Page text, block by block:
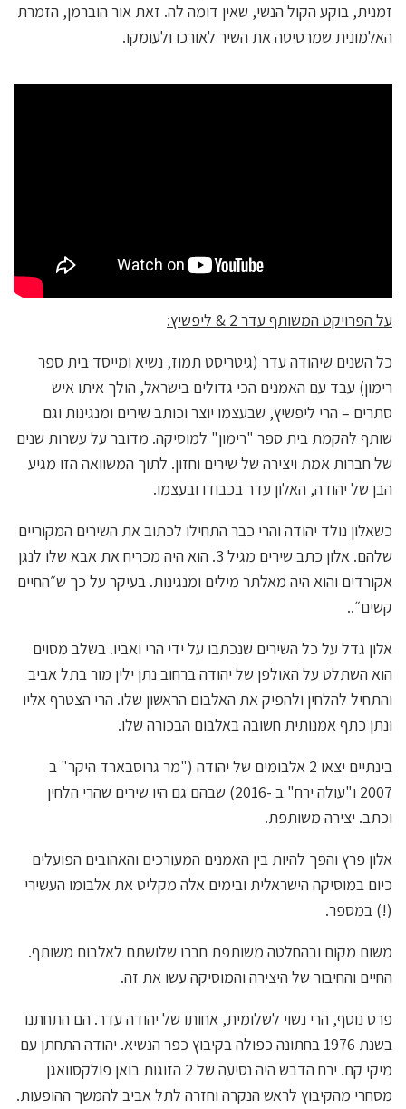
זמנית, בוקע הקול הנשי, שאין דומה לה. זאת אור הוברמן, הזמרת
האלמונית שמרטיטה את השיר לאורכו ולעומקו.
על הפרויקט המשותף עדר 2 & ליפשיץ:
כל השנים שיהודה עדר (גיטריסט תמוז, נשיא ומייסד בית ספר
רימון) עבד עם האמנים הכי גדולים בישראל, הולך איתו איש
סתרים – הרי ליפשיץ, שבעצמו יוצר וכותב שירים ומנגינות וגם
שותף להקמת בית ספר "רימון" למוסיקה. מדובר על עשרות שנים
של חברות אמת ויצירה של שירים וחזון. לתוך המשוואה הזו מגיע
הבן של יהודה, האלון עדר בכבודו ובעצמו.
כשאלון נולד יהודה והרי כבר התחילו לכתוב את השירים המקוריים
שלהם. אלון כתב שירים מגיל 3. הוא היה מכריח את אבא שלו לנגן
אקורדים והוא היה מאלתר מילים ומנגינות. בעיקר על כך ש״החיים
קשים״..
אלון גדל על כל השירים שנכתבו על ידי הרי ואביו. בשלב מסוים
הוא השתלט על האולפן של יהודה ברחוב נתן ילין מור בתל אביב
והתחיל להלחין ולהפיק את האלבום הראשון שלו. הרי הצטרף אליו
ונתן כתף אמנותית חשובה באלבום הבכורה שלו.
בינתיים יצאו 2 אלבומים של יהודה ("מר גרוסבארד היקר" ב
2007 ו"עולה ירח" ב -2016) שבהם גם היו שירים שהרי הלחין
וכתב. יצירה משותפת.
אלון פרץ והפך להיות בין האמנים המעורכים והאהובים הפועלים
כיום במוסיקה הישראלית ובימים אלה מקליט את אלבומו העשירי
(!) במספר.
משום מקום ובהחלטה משותפת חברו שלושתם לאלבום משותף.
החיים והחיבור של היצירה והמוסיקה עשו את זה.
פרט נוסף, הרי נשוי לשלומית, אחותו של יהודה עדר. הם התחתנו
בשנת 1976 בחתונה כפולה בקיבוץ כפר הנשיא. יהודה התחתן עם
מיקי קם. ירח הדבש היה נסיעה של 2 הזוגות בואן פולקסוואגן
מסחרי מהקיבוץ לראש הנקרה וחזרה לתל אביב להמשך ההופעות.